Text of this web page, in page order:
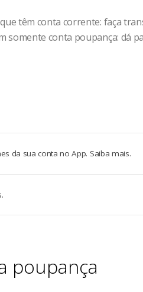
têm conta corrente: faça
somente conta poupança: dá
da sua conta no App. Saiba mais.
poupança